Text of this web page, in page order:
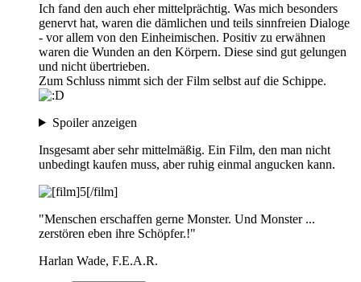
Ich fand den auch eher mittelprächtig. Was mich besonders
genervt hat, waren die dämlichen und teils sinnfreien Dialoge
- vor allem von den Einheimischen. Positiv zu erwähnen
waren die Wunden an den Körpern. Diese sind gut gelungen
und nicht übertrieben.
Zum Schluss nimmt sich der Film selbst auf die Schippe.
Spoiler anzeigen
Insgesamt aber sehr mittelmäßig. Ein Film, den man nicht
unbedingt kaufen muss, aber ruhig einmal angucken kann.
"Menschen erschaffen gerne Monster. Und Monster ...
zerstören eben ihre Schöpfer.!"
Harlan Wade, F.E.A.R.